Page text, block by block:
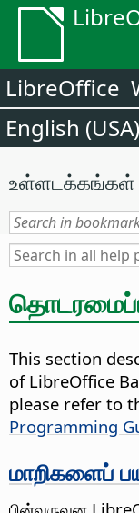
LibreOffice
English (USA)
உள்ளடக்கங்கள்
This section
of LibreOffice
please refer to
Programming
மாறிகளைப்